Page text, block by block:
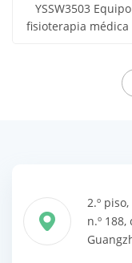
YSSW3503
fisioterapia
2.º
n.º